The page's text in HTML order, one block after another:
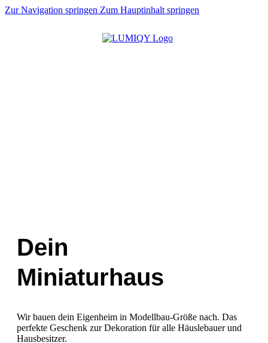
Zur Navigation springen Zum Hauptinhalt springen
Dein
Miniaturhaus
Wir bauen dein Eigenheim in Modellbau-Größe nach. Das
perfekte Geschenk zur Dekoration für alle Häuslebauer und
Hausbesitzer.